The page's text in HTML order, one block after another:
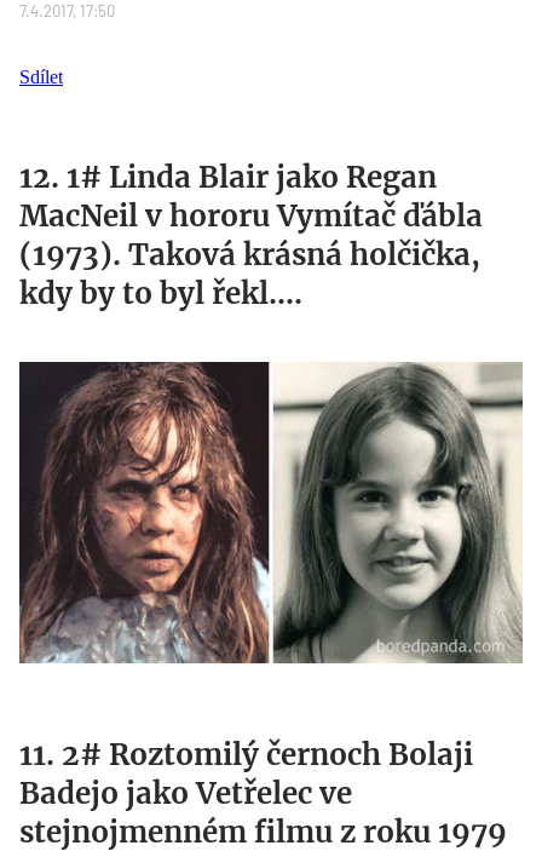
7.4.2017, 17:50
Sdílet
12. 1# Linda Blair jako Regan
MacNeil v hororu Vymítač ďábla
(1973). Taková krásná holčička,
kdy by to byl řekl....
11. 2# Roztomilý černoch Bolaji
Badejo jako Vetřelec ve
stejnojmenném filmu z roku 1979